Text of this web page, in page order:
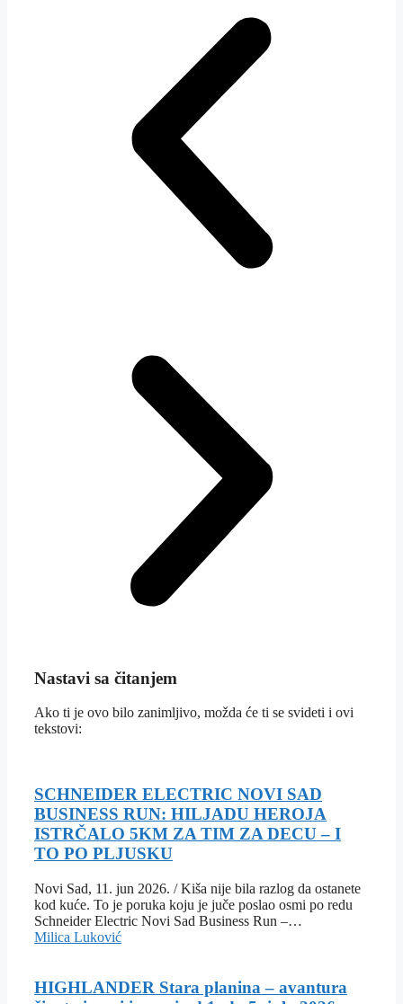
Nastavi sa čitanjem
Ako ti je ovo bilo zanimljivo, možda će ti se svideti i ovi
tekstovi:
SCHNEIDER ELECTRIC NOVI SAD
BUSINESS RUN: HILJADU HEROJA
ISTRČALO 5KM ZA TIM ZA DECU – I
TO PO PLJUSKU
Novi Sad, 11. jun 2026. / Kiša nije bila razlog da ostanete
kod kuće. To je poruka koju je juče poslao osmi po redu
Schneider Electric Novi Sad Business Run –…
Milica Luković
HIGHLANDER Stara planina – avantura